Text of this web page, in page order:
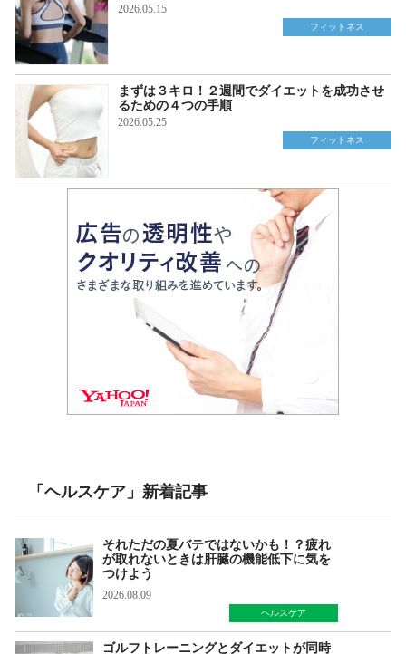
2026.05.15
フィットネス
まずは３キロ！２週間でダイエットを成功させ
るための４つの手順
2026.05.25
フィットネス
「ヘルスケア」新着記事
それただの夏バテではないかも！？疲れ
が取れないときは肝臓の機能低下に気を
つけよう
2026.08.09
ヘルスケア
ゴルフトレーニングとダイエットが同時